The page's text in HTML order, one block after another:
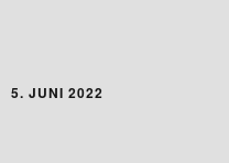
5. JUNI 2022